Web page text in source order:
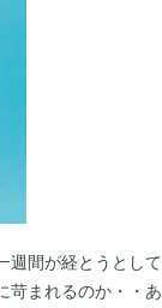
週間が経とうとして
苛まれるのか・・あ